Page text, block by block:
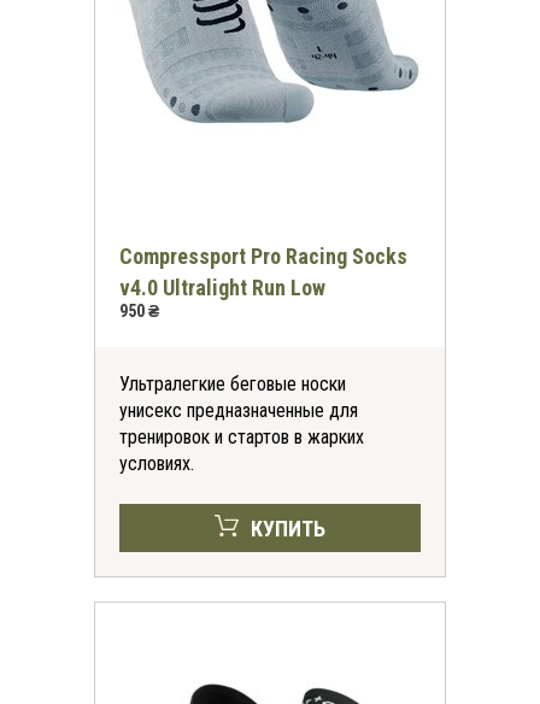
Compressport Pro Racing Socks
v4.0 Ultralight Run Low
950 ₴
Ультралегкие беговые носки
унисекс предназначенные для
тренировок и стартов в жарких
условиях.
КУПИТЬ
Согласие на обработку персональных
данных